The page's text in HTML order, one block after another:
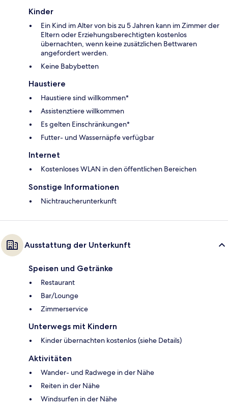
Kinder
Ein Kind im Alter von bis zu 5 Jahren kann im Zimmer der
Eltern oder Erziehungsberechtigten kostenlos
übernachten, wenn keine zusätzlichen Bettwaren
angefordert werden.
Keine Babybetten
Haustiere
Haustiere sind willkommen*
Assistenztiere willkommen
Es gelten Einschränkungen*
Futter- und Wassernäpfe verfügbar
Internet
Kostenloses WLAN in den öffentlichen Bereichen
Sonstige Informationen
Nichtraucherunterkunft
Ausstattung der Unterkunft
Speisen und Getränke
Restaurant
Bar/Lounge
Zimmerservice
Unterwegs mit Kindern
Kinder übernachten kostenlos (siehe Details)
Aktivitäten
Wander- und Radwege in der Nähe
Reiten in der Nähe
Windsurfen in der Nähe